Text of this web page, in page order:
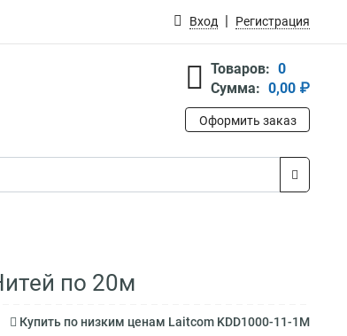
Вход Регистрация
Товаров: 0
Сумма: 0,00 ₽
Оформить заказ
по 20м
Купить по низким ценам Laitcom KDD1000-11-1M